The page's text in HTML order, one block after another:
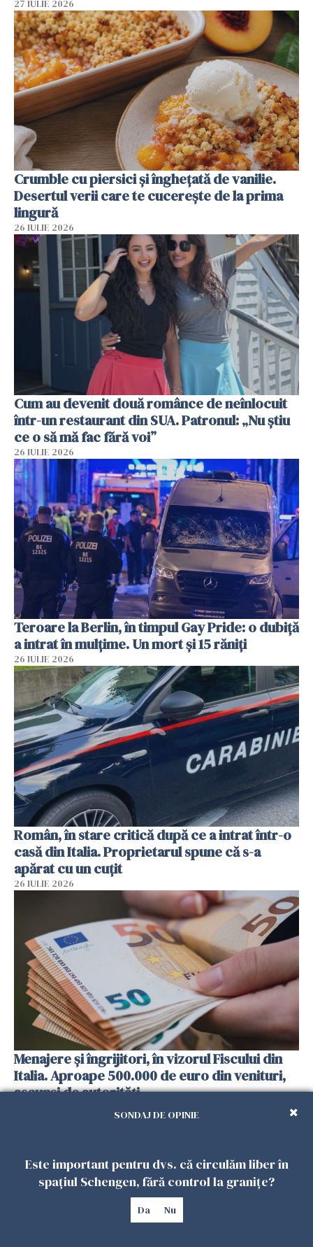
27 IULIE 2026
Crumble cu piersici și înghețată de vanilie.
Desertul verii care te cucerește de la prima
lingură
26 IULIE 2026
Cum au devenit două românce de neînlocuit
într-un restaurant din SUA. Patronul: „Nu știu
ce o să mă fac fără voi”
26 IULIE 2026
Teroare la Berlin, în timpul Gay Pride: o dubiță
a intrat în mulțime. Un mort și 15 răniți
26 IULIE 2026
Român, în stare critică după ce a intrat într-o
casă din Italia. Proprietarul spune că s-a
apărat cu un cuțit
26 IULIE 2026
Menajere și îngrijitori, în vizorul Fiscului din
Italia. Aproape 500.000 de euro din venituri,
ascunși de autorități
SONDAJ DE OPINIE
Este important pentru dvs. că circulăm liber în
spațiul Schengen, fără control la granițe?
Da Nu